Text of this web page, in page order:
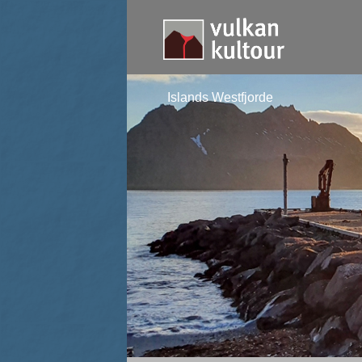
Islands Westfjorde